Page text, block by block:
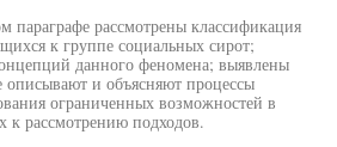
параграфе рассмотрены классификация
к группе социальных сирот;
данного феномена; выявлены
описывают и объясняют процессы
ограниченных возможностей в
к рассмотрению подходов.